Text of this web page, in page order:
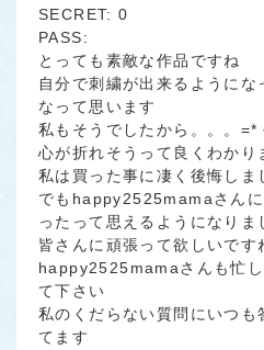
SECRET: 0
PASS:
とっても素敵な作品ですね
自分で刺繍が出来るようにな
なって思います
私もそうでしたから。。。=*
心が折れそうって良くわかり
私は買った事に凄く後悔しま
でもhappy2525mamaさん
ったって思えるようになりま
皆さんに頑張って欲しいです
happy2525mamaさんも忙
て下さい
私のくだらない質問にいつも
てます